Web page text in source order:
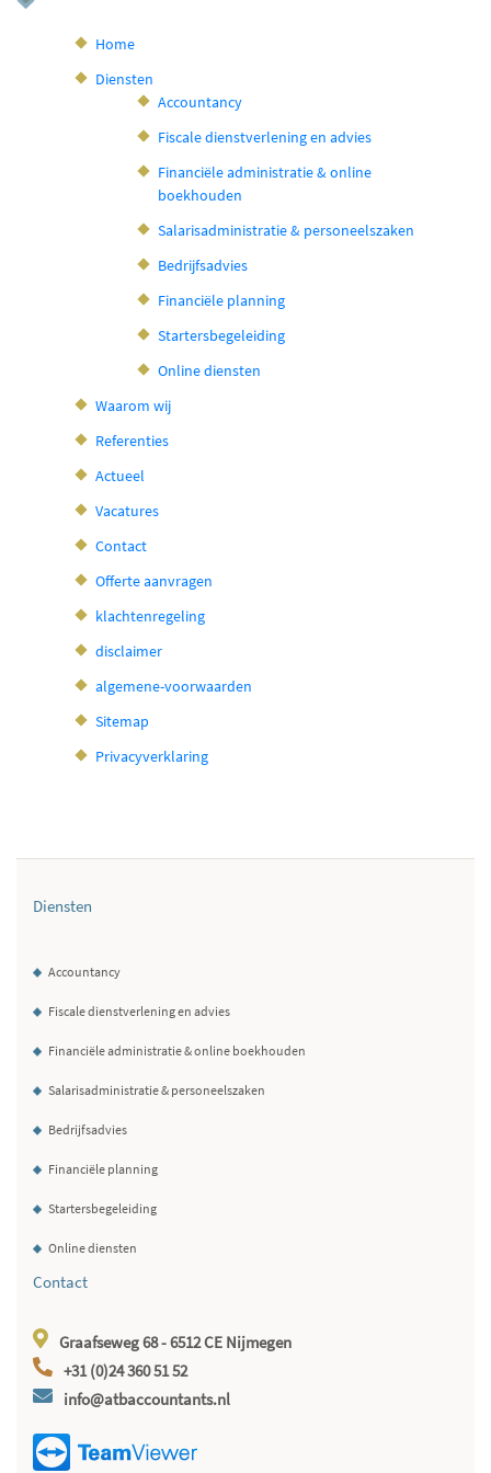
Home
Diensten
Accountancy
Fiscale dienstverlening en advies
Financiële administratie & online
boekhouden
Salarisadministratie & personeelszaken
Bedrijfsadvies
Financiële planning
Startersbegeleiding
Online diensten
Waarom wij
Referenties
Actueel
Vacatures
Contact
Offerte aanvragen
klachtenregeling
disclaimer
algemene-voorwaarden
Sitemap
Privacyverklaring
Diensten
Accountancy
Fiscale dienstverlening en advies
Financiële administratie & online boekhouden
Salarisadministratie & personeelszaken
Bedrijfsadvies
Financiële planning
Startersbegeleiding
Online diensten
Contact
Graafseweg 68 - 6512 CE Nijmegen
+31 (0)24 360 51 52
info@atbaccountants.nl